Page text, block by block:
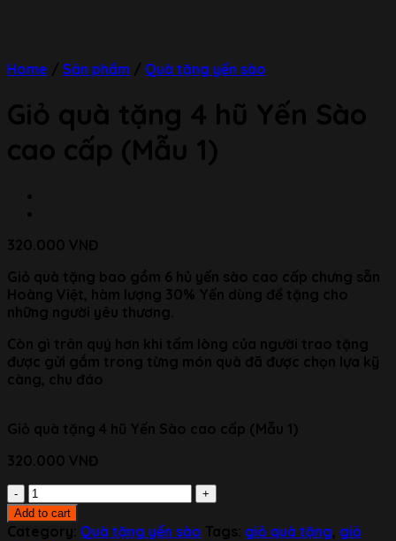
Home / Sản phẩm / Quà tặng yến sào
Giỏ quà tặng 4 hũ Yến Sào
cao cấp (Mẫu 1)
320.000 VNĐ
Giỏ quà tặng bao gồm 6 hủ yến sào cao cấp chưng sẵn
Hoàng Việt, hàm lượng 30% Yến dùng để tặng cho
những người yêu thương.
Còn gì trân quý hơn khi tấm lòng của người trao tặng
được gửi gắm trong từng món quà đã được chọn lựa kỹ
càng, chu đáo
Giỏ quà tặng 4 hũ Yến Sào cao cấp (Mẫu 1)
320.000 VNĐ
Giỏ
quà
tặng
Add to cart
Category: Quà tặng yến sào Tags: giỏ quà tặng giỏ